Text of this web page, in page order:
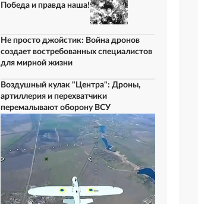
Победа и правда наша!
Не просто джойстик: Война дронов
создает востребованных специалистов
для мирной жизни
Воздушный кулак "Центра": Дроны,
артиллерия и перехватчики
перемалывают оборону ВСУ